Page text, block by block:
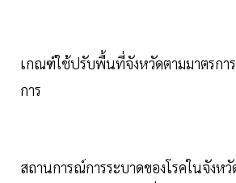
เกณฑ์ใช้ปรับพื้นที่จังหวัดตามมาตรก
การ
สถานการณ์การระบาดของโรคในจังห